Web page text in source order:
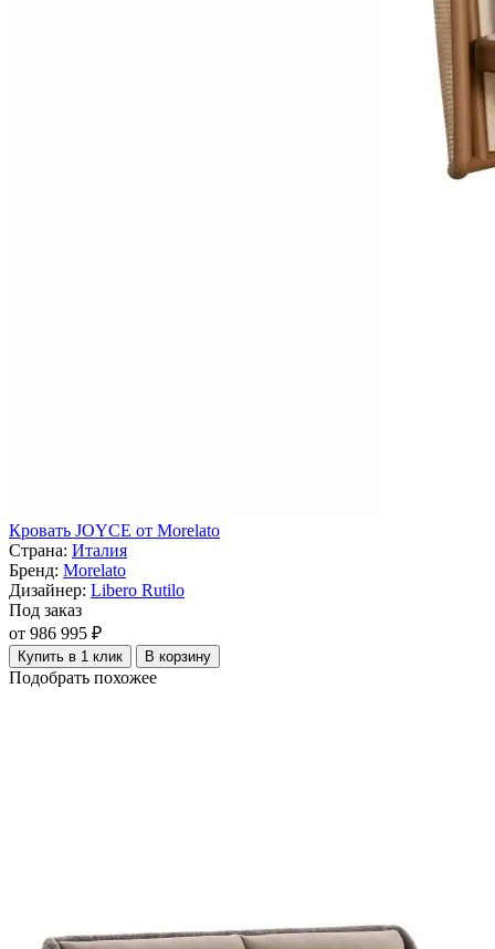
Кровать JOYCE от Morelato
Страна: Италия
Бренд: Morelato
Дизайнер: Libero Rutilo
Под заказ
от 986 995 ₽
Купить в 1 клик В корзину
Подобрать похожее